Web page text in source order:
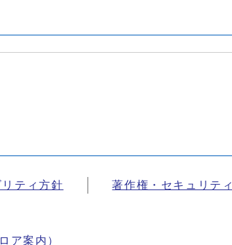
ティ方針 著作権・セキュリティ
ア案内）